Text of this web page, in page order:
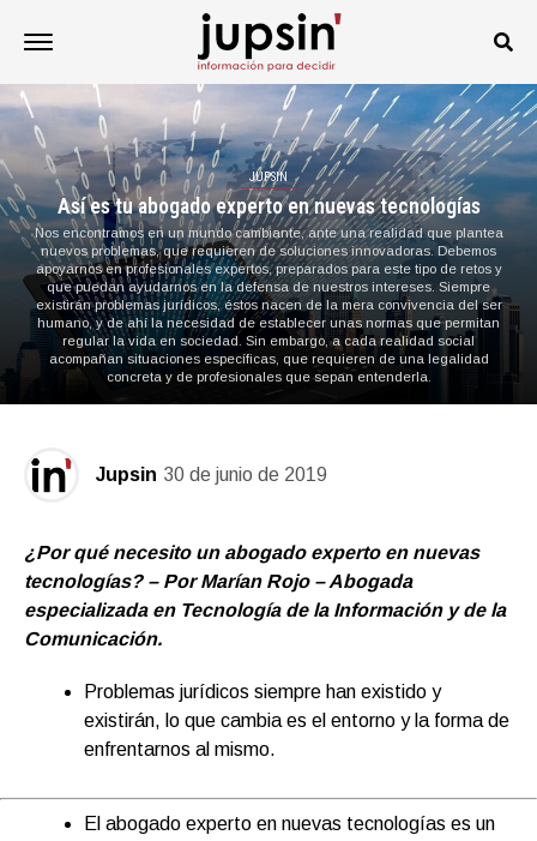
JUPSIN
Así es tu abogado experto en nuevas tecnologías
Nos encontramos en un mundo cambiante, ante una realidad que plantea
nuevos problemas, que requieren de soluciones innovadoras. Debemos
apoyarnos en profesionales expertos, preparados para este tipo de retos y
que puedan ayudarnos en la defensa de nuestros intereses. Siempre
existirán problemas jurídicos, éstos nacen de la mera convivencia del ser
humano, y de ahí la necesidad de establecer unas normas que permitan
regular la vida en sociedad. Sin embargo, a cada realidad social
acompañan situaciones específicas, que requieren de una legalidad
concreta y de profesionales que sepan entenderla.
Jupsin 30 de junio de 2019
¿Por qué necesito un abogado experto en nuevas
tecnologías? – Por Marían Rojo – Abogada
especializada en Tecnología de la Información y de la
Comunicación.
Problemas jurídicos siempre han existido y
existirán, lo que cambia es el entorno y la forma de
enfrentarnos al mismo.
El abogado experto en nuevas tecnologías es un